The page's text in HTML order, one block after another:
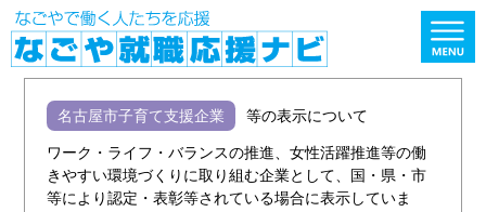
名古屋市子育て支援企業 等の表示について
ワーク・ライフ・バランスの推進、女性活躍推進等の働
きやすい環境づくりに取り組む企業として、国・県・市
等により認定・表彰等されている場合に表示していま